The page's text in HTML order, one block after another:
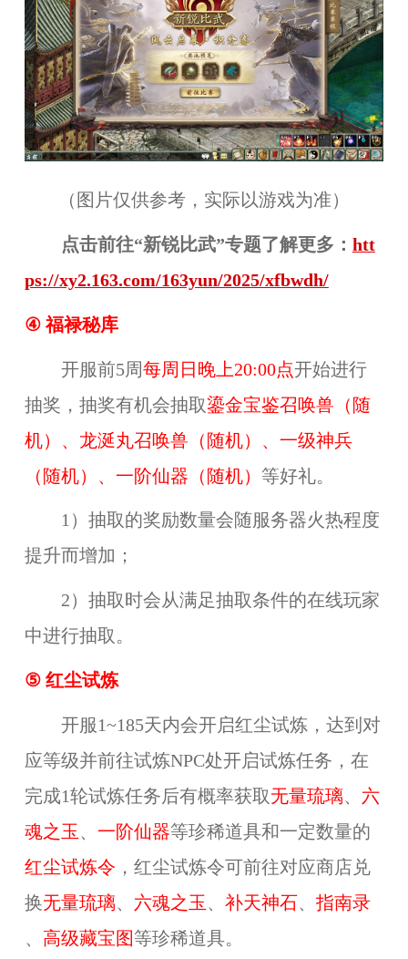
（图片仅供参考，实际以游戏为准）
点击前往“新锐比武”专题了解更多： htt
ps://xy2.163.com/163yun/2025/xfbwdh/
④ 福禄秘库
开服前5周每周日晚上20:00点开始进行
抽奖，抽奖有机会抽取鎏金宝鉴召唤兽（随
机）、龙涎丸召唤兽（随机）、一级神兵
（随机）、一阶仙器（随机） 等好礼。
1）抽取的奖励数量会随服务器火热程度
提升而增加；
2）抽取时会从满足抽取条件的在线玩家
中进行抽取。
⑤ 红尘试炼
开服1~185天内会开启红尘试炼，达到对
应等级并前往试炼NPC处开启试炼任务，在
完成1轮试炼任务后有概率获取无量琉璃、 六
魂之玉、 一阶仙器等珍稀道具和一定数量的
红尘试炼令 ，红尘试炼令可前往对应商店兑
换无量琉璃、 六魂之玉、 补天神石、 指南录
、 高级藏宝图等珍稀道具。